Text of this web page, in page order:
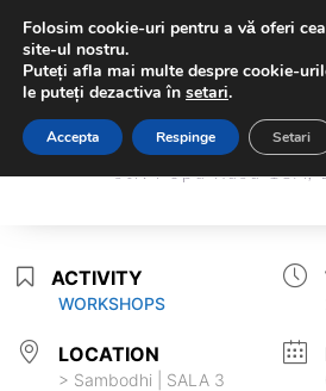
Sambodhi
str. Popa Rusu 16A,
Sambodhi
ACTIVITY
WORKSHOPS
LOCATION
> Sambodhi | SALA 3
Folosim cookie-uri pentru a vă oferi
site-ul nostru.
Puteți afla mai multe despre cookie-
le puteți dezactiva în setari.
Accepta Respinge Setari